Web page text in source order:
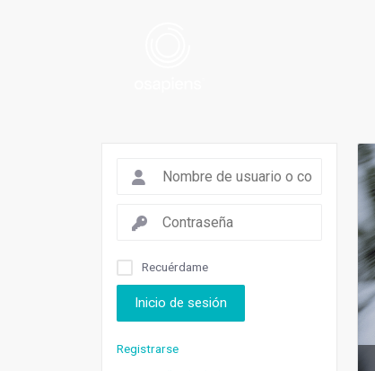
Recuérdame
Inicio de sesión
Registrarse